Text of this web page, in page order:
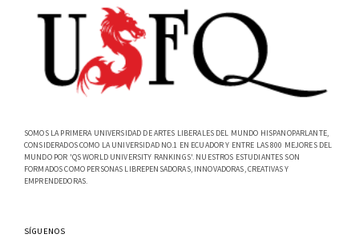
SOMOS LA PRIMERA UNIVERSIDAD DE ARTES LIBERALES DEL MUNDO HISPANOPARLANTE,
CONSIDERADOS COMO LA UNIVERSIDAD NO.1 EN ECUADOR Y ENTRE LAS 800 MEJORES DEL
MUNDO POR 'QS WORLD UNIVERSITY RANKINGS'. NUESTROS ESTUDIANTES SON
FORMADOS COMO PERSONAS LIBREPENSADORAS, INNOVADORAS, CREATIVAS Y
EMPRENDEDORAS.
SÍGUENOS